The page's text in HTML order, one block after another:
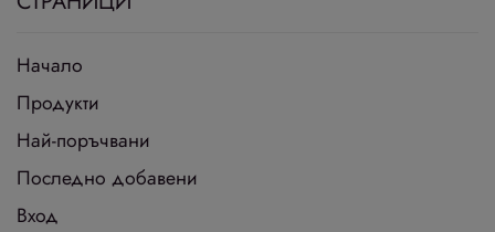
Начало
Продукти
Най-поръчвани
Последно добавени
Вход